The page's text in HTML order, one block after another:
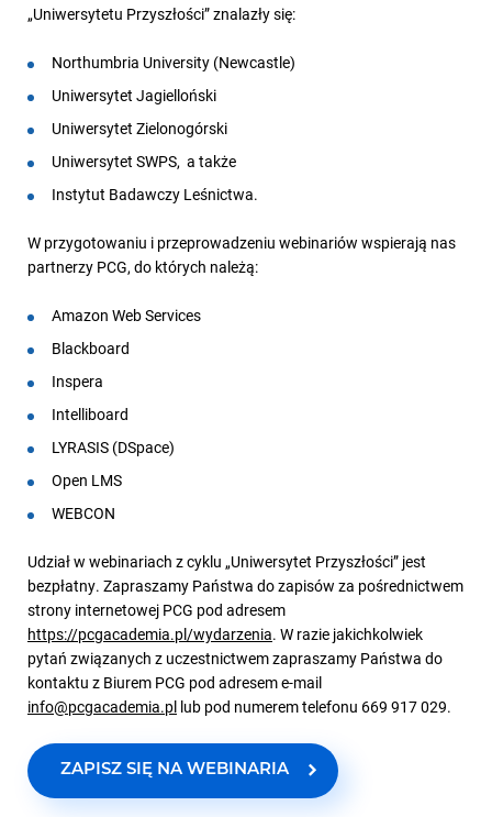
„Uniwersytetu Przyszłości” znalazły się:
Northumbria University (Newcastle)
Uniwersytet Jagielloński
Uniwersytet Zielonogórski
Uniwersytet SWPS, a także
Instytut Badawczy Leśnictwa.
W przygotowaniu i przeprowadzeniu webinariów wspierają nas
partnerzy PCG, do których należą:
Amazon Web Services
Blackboard
Inspera
Intelliboard
LYRASIS (DSpace)
Open LMS
WEBCON
Udział w webinariach z cyklu „Uniwersytet Przyszłości” jest
bezpłatny. Zapraszamy Państwa do zapisów za pośrednictwem
strony internetowej PCG pod adresem
https://pcgacademia.pl/wydarzenia. W razie jakichkolwiek
pytań związanych z uczestnictwem zapraszamy Państwa do
kontaktu z Biurem PCG pod adresem e-mail
info@pcgacademia.pl lub pod numerem telefonu 669 917 029.
ZAPISZ SIĘ NA WEBINARIA